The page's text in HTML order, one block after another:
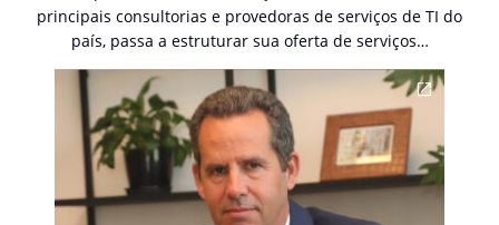
principais consultorias e provedoras de serviços de TI do
país, passa a estruturar sua oferta de serviços…